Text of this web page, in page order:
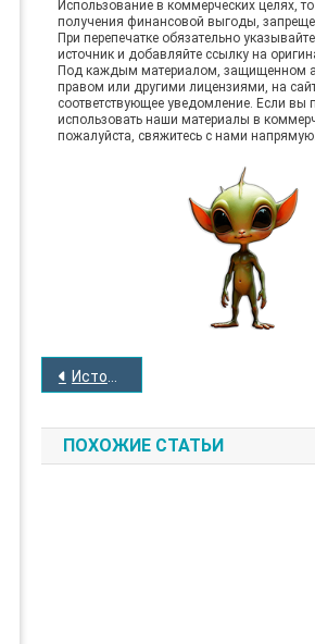
Использование в коммерческих целях, то
получения финансовой выгоды,
При перепечатке обязательно
источник и добавляйте ссылку на
Под каждым материалом, защищенном
правом или другими лицензиями, на
соответствующее уведомление. Если вы
использовать наши материалы в
пожалуйста, свяжитесь с нами напрямую.
НАВИГАЦИЯ
ПО
История Луциано Галли, 1957 год
ПОХОЖИЕ СТАТЬИ